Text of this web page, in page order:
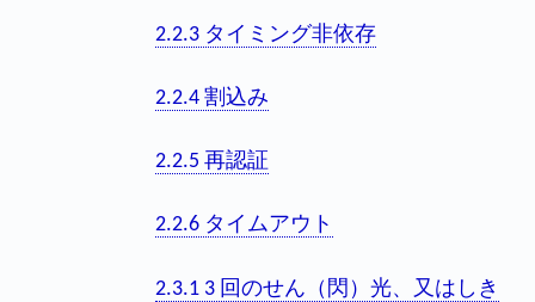
2.2.3 タイミング非依存
2.2.4 割込み
2.2.5 再認証
2.2.6 タイムアウト
2.3.1 3 回のせん（閃）光、又はしき